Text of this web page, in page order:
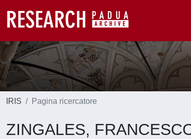
IRIS Pagina ricercatore
ZINGALES,